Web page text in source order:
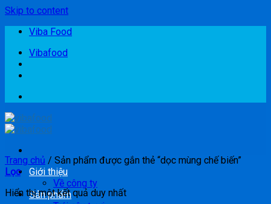
Skip to content
Viba Food
Vibafood
Giới thiệu
Về công ty
Sản phẩm
Trang chủ / Sản phẩm được gắn thẻ “dọc mùng chế biến”
Lọc
Hiển thị một kết quả duy nhất